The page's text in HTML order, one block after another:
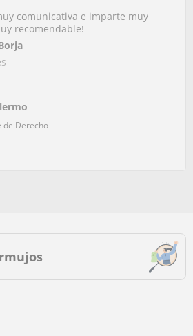
comunicativa e imparte muy
recomendable!
de Derecho